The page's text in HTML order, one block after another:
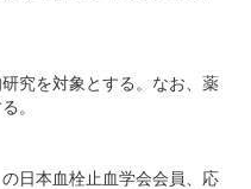
究を対象とする。なお、薬
。
日本血栓止血学会会員、応